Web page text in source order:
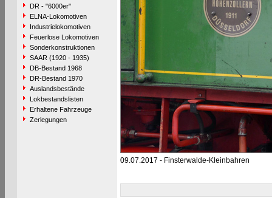
DR - "6000er"
ELNA-Lokomotiven
Industrielokomotiven
Feuerlose Lokomotiven
Sonderkonstruktionen
SAAR (1920 - 1935)
DB-Bestand 1968
DR-Bestand 1970
Auslandsbestände
Lokbestandslisten
Erhaltene Fahrzeuge
Zerlegungen
09.07.2017 - Finsterwalde-Kleinbahren